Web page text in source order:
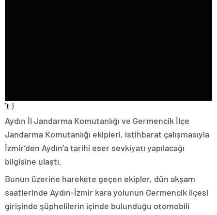
‘); }
Aydın İl Jandarma Komutanlığı ve Germencik İlçe
Jandarma Komutanlığı ekipleri, istihbarat çalışmasıyla
İzmir’den Aydın’a tarihi eser sevkiyatı yapılacağı
bilgisine ulaştı.
Bunun üzerine harekete geçen ekipler, dün akşam
saatlerinde Aydın-İzmir kara yolunun Germencik ilçesi
girişinde şüphelilerin içinde bulunduğu otomobili